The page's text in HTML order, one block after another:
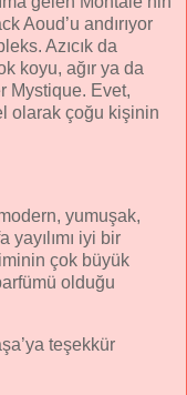
Aoud’u andırıyor
Azıcık da
koyu, ağır ya da
Mystique. Evet,
olarak çoğu kişinin
yumuşak,
yayılımı iyi bir
çok büyük
olduğu
teşekkür